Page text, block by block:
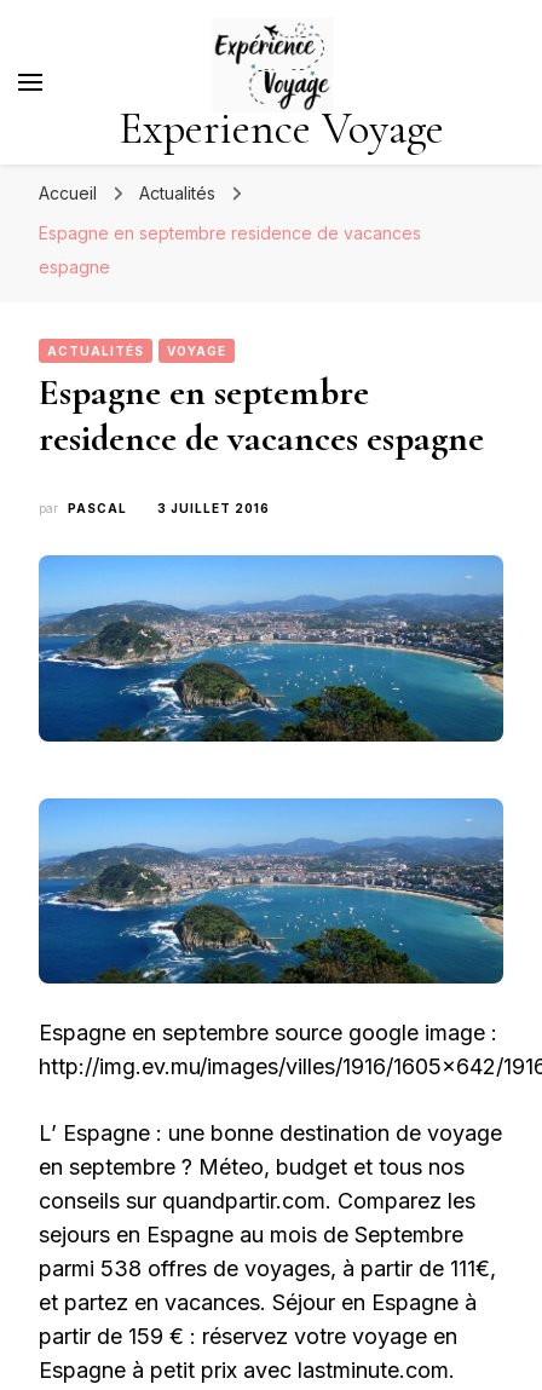
Experience Voyage
Accueil
Actualités
Espagne en septembre residence de vacances
espagne
ACTUALITÉS VOYAGE
Espagne en septembre
residence de vacances espagne
par PASCAL 3 JUILLET 2016
Espagne en septembre source google image :
http://img.ev.mu/images/villes/1916/1605×642/
L’ Espagne : une bonne destination de voyage
en septembre ? Méteo, budget et tous nos
conseils sur quandpartir.com. Comparez les
sejours en Espagne au mois de Septembre
parmi 538 offres de voyages, à partir de 111€,
et partez en vacances. Séjour en Espagne à
partir de 159 € : réservez votre voyage en
Espagne à petit prix avec lastminute.com.